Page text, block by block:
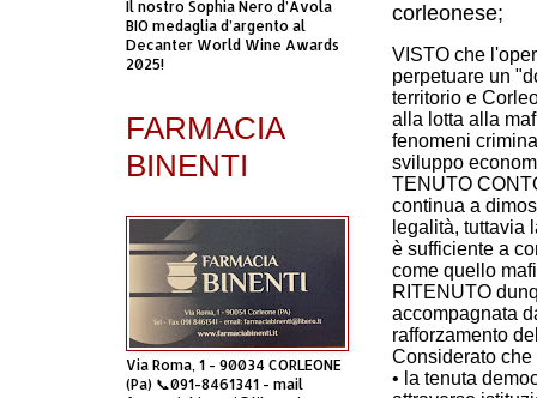
corleonese;
VISTO che
perpetuare un
territorio e
alla lotta alla
fenomeni
sviluppo
TENUTO
continua a
legalità, tuttavia
è sufficiente a
come quello
RITENUTO
accompagnata
rafforzamento
Considerato che
• la tenuta
Il nostro Sophia Nero d’Avola
BIO medaglia d’argento al
Decanter World Wine Awards
2025!
FARMACIA
BINENTI
Via Roma, 1 - 90034 CORLEONE
(Pa) 📞091-8461341 - mail